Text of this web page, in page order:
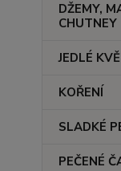
DŽEMY,
CHUTNEY
JEDLÉ
KOŘENÍ
SLADKÉ
PEČENÉ